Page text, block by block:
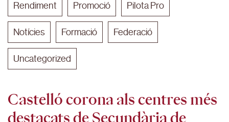
Rendiment Promoció Pilota Pro
Notícies Formació Federació
Uncategorized
Castelló corona als centres més
destacats de Secundària de